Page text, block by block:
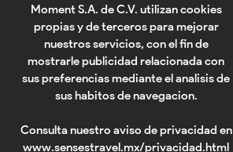
Moment S.A. de C.V. utilizan cookies
propias y de terceros para mejorar
nuestros servicios, con el fin de
mostrarle publicidad relacionada con
sus preferencias mediante el analisis de
sus habitos de navegacion.
Consulta nuestro aviso de privacidad en
www.sensestravel.mx/privacidad.html